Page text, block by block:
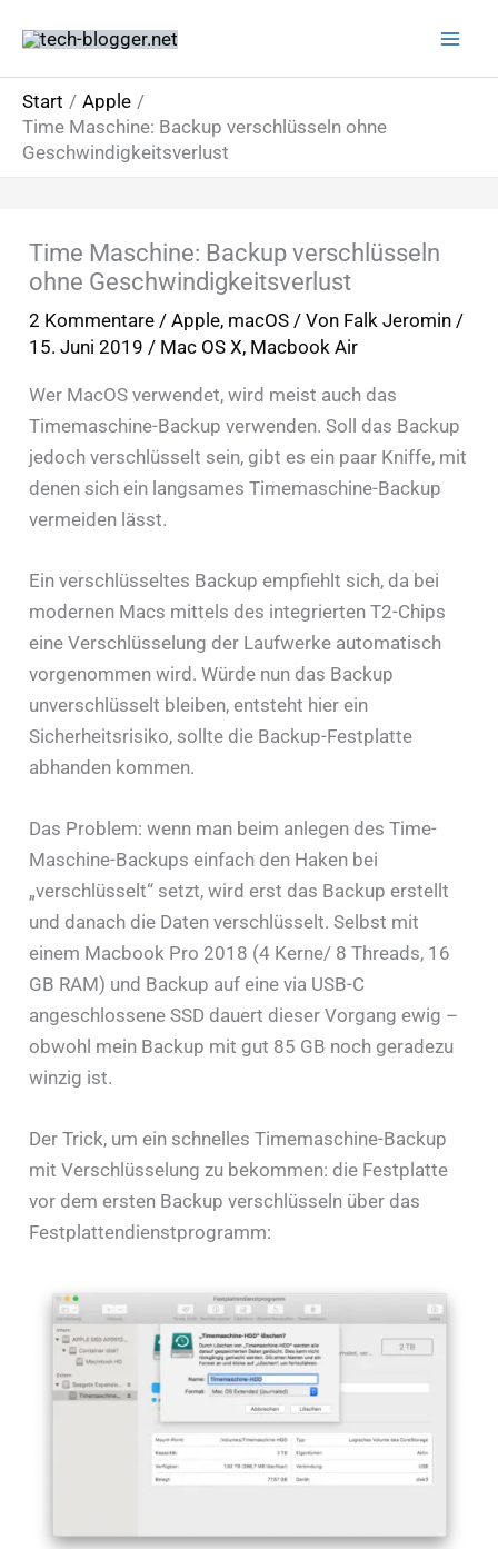
Inhalt
springen
Start
Apple
Time Maschine: Backup verschlüsseln ohne
Geschwindigkeitsverlust
Time Maschine: Backup verschlüsseln
ohne Geschwindigkeitsverlust
2 Kommentare / Apple, macOS/ Von Falk Jeromin /
15. Juni 2019 / Mac OS X, Macbook Air
Wer MacOS verwendet, wird meist auch das
Timemaschine-Backup verwenden. Soll das Backup
jedoch verschlüsselt sein, gibt es ein paar Kniffe, mit
denen sich ein langsames Timemaschine-Backup
vermeiden lässt.
Ein verschlüsseltes Backup empfiehlt sich, da bei
modernen Macs mittels des integrierten T2-Chips
eine Verschlüsselung der Laufwerke automatisch
vorgenommen wird. Würde nun das Backup
unverschlüsselt bleiben, entsteht hier ein
Sicherheitsrisiko, sollte die Backup-Festplatte
abhanden kommen.
Das Problem: wenn man beim anlegen des Time-
Maschine-Backups einfach den Haken bei
„verschlüsselt“ setzt, wird erst das Backup erstellt
und danach die Daten verschlüsselt. Selbst mit
einem Macbook Pro 2018 (4 Kerne/ 8 Threads, 16
GB RAM) und Backup auf eine via USB-C
angeschlossene SSD dauert dieser Vorgang ewig –
obwohl mein Backup mit gut 85 GB noch geradezu
winzig ist.
Der Trick, um ein schnelles Timemaschine-Backup
mit Verschlüsselung zu bekommen: die Festplatte
vor dem ersten Backup verschlüsseln über das
Festplattendienstprogramm: